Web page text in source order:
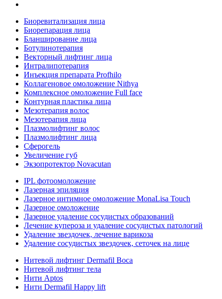
Биоревитализация лица
Биорепарация лица
Бланширование лица
Ботулинотерапия
Векторный лифтинг лица
Интралипотерапия
Инъекция препарата Profhilo
Коллагеновое омоложение Nithya
Комплексное омоложение Full face
Контурная пластика лица
Мезотерапия волос
Мезотерапия лица
Плазмолифтинг волос
Плазмолифтинг лица
Сферогель
Увеличение губ
Экзопротектор Novacutan
IPL фотоомоложение
Лазерная эпиляция
Лазерное интимное омоложение MonaLisa Touch
Лазерное омоложение
Лазерное удаление сосудистых образований
Лечение купероза и удаление сосудистых патологий
Удаление звездочек, лечение варикоза
Удаление сосудистых звездочек, сеточек на лице
Нитевой лифтинг Dermafil Boca
Нитевой лифтинг тела
Нити Aptos
Нити Dermafil Happy lift